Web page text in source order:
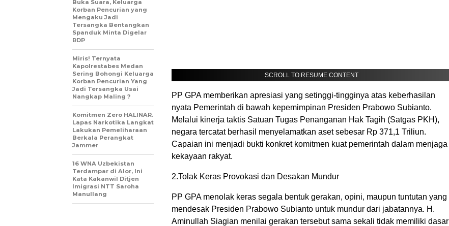
SCROLL TO RESUME CONTENT
PP GPA memberikan apresiasi yang setinggi-tingginya atas keberhasilan
nyata Pemerintah di bawah kepemimpinan Presiden Prabowo Subianto.
Melalui kinerja taktis Satuan Tugas Penanganan Hak Tagih (Satgas PKH),
negara tercatat berhasil menyelamatkan aset sebesar Rp 371,1 Triliun.
Capaian ini menjadi bukti konkret komitmen kuat pemerintah dalam menjaga
kekayaan rakyat.
2.Tolak Keras Provokasi dan Desakan Mundur
PP GPA menolak keras segala bentuk gerakan, opini, maupun tuntutan yang
mendesak Presiden Prabowo Subianto untuk mundur dari jabatannya. H.
Aminullah Siagian menilai gerakan tersebut sama sekali tidak memiliki dasar
Buka Suara, Keluarga
Korban Pencurian yang
Mengaku Jadi
Tersangka Bentangkan
Spanduk Minta Digelar
RDP
Miris! Ternyata
Kapolrestabes Medan
Sering Bohongi Keluarga
Korban Pencurian Yang
Jadi Tersangka Usai
Nangkap Maling ?
Komitmen Zero HALINAR.
Lapas Narkotika Langkat
Lakukan Pemeliharaan
Berkala Perangkat
Jammer
16 WNA Uzbekistan
Terdampar di Alor, Ini
Kata Kakanwil Ditjen
Imigrasi NTT Saroha
Manullang